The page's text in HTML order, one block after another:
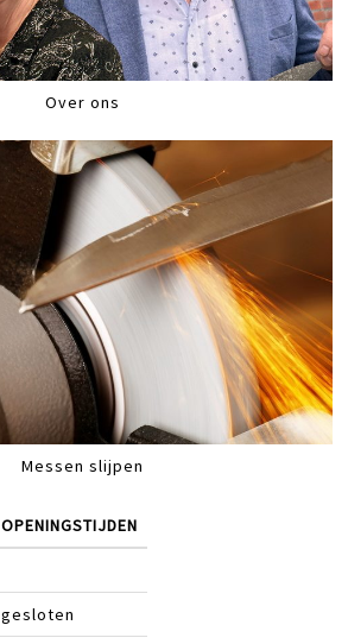
Over ons
Messen slijpen
OPENINGSTIJDEN
gesloten